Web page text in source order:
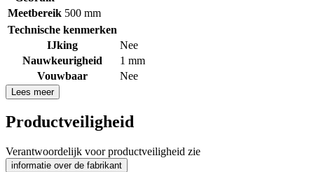
Meetbereik 500 mm
Technische kenmerken
IJking
Nee
Nauwkeurigheid
1 mm
Vouwbaar
Nee
Lees meer
Productveiligheid
Verantwoordelijk voor productveiligheid zie
informatie over de fabrikant